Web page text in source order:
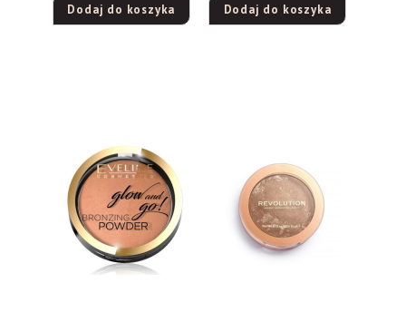
Dodaj do koszyka Dodaj do koszyka